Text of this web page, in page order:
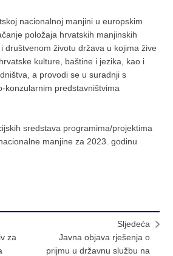
nacionalnoj manjini u europskim
položaja hrvatskih manjinskih
društvenom životu država u kojima žive
kulture, baštine i jezika, kao i
a provodi se u suradnji s
konzularnim predstavništvima
sredstava programima/projektima
manjine za 2023. godinu
za
Sljedeća
Javna objava rješenja o
prijmu u državnu službu na